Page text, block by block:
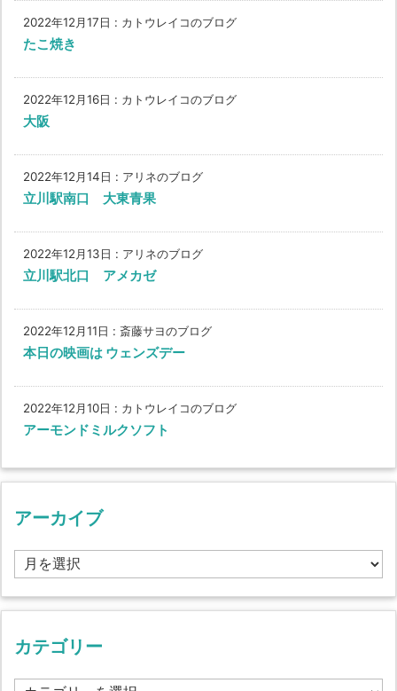
2022年12月17日 : カトウレイコのブログ
たこ焼き
2022年12月16日 : カトウレイコのブログ
大阪
2022年12月14日 : アリネのブログ
立川駅南口 大東青果
2022年12月13日 : アリネのブログ
立川駅北口 アメカゼ
2022年12月11日 : 斎藤サヨのブログ
本日の映画は ウェンズデー
2022年12月10日 : カトウレイコのブログ
アーモンドミルクソフト
アーカイブ
ア
ー
カ
イ
カテゴリー
カ